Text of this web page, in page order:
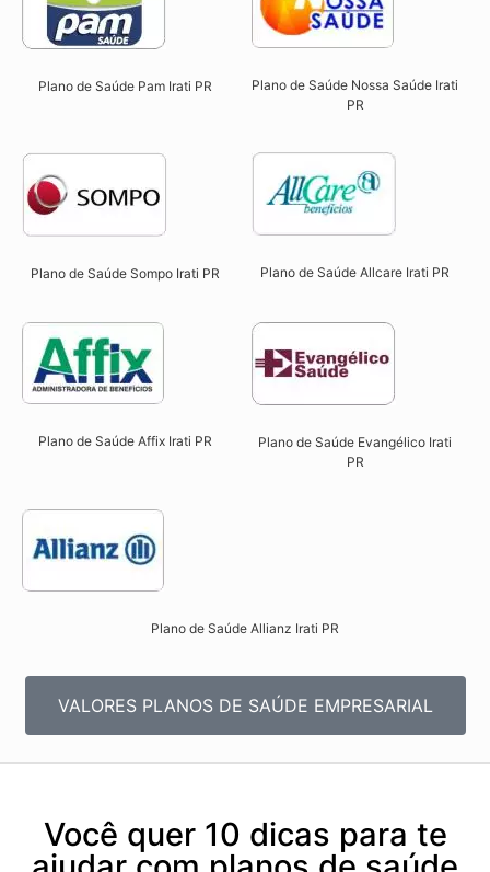
Plano de Saúde Pam Irati PR​
Plano de Saúde Nossa Saúde Irati
PR​
Plano de Saúde Sompo Irati PR​ Plano de Saúde Allcare Irati PR​
Plano de Saúde Affix Irati PR​
Plano de Saúde Evangélico Irati
PR​
Plano de Saúde Allianz Irati PR​
VALORES PLANOS DE SAÚDE EMPRESARIAL
Você quer 10 dicas para te